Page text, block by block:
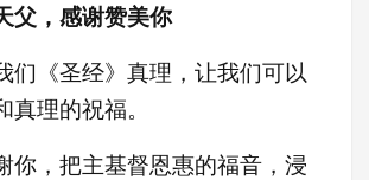
父，感谢赞美你
们《圣经》真理，让我们可以
理的祝福。
你，把主基督恩惠的福音，浸